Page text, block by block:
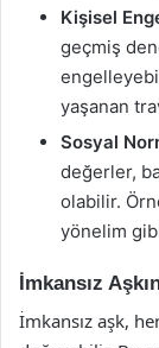
Kişisel
geçmiş
yaşanan
Sosyal
değerler,
olabilir.
yönelim
İmkansız
İmkansız aşk,